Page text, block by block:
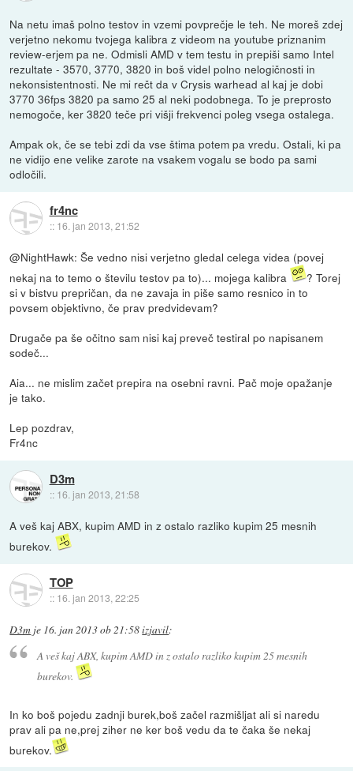
Na netu imaš polno testov in vzemi povprečje le teh. Ne moreš zdej
verjetno nekomu tvojega kalibra z videom na youtube priznanim
review-erjem pa ne. Odmisli AMD v tem testu in prepiši samo Intel
rezultate - 3570, 3770, 3820 in boš videl polno nelogičnosti in
nekonsistentnosti. Ne mi rečt da v Crysis warhead al kaj je dobi
3770 36fps 3820 pa samo 25 al neki podobnega. To je preprosto
nemogoče, ker 3820 teče pri višji frekvenci poleg vsega ostalega.
Ampak ok, če se tebi zdi da vse štima potem pa vredu. Ostali, ki pa
ne vidijo ene velike zarote na vsakem vogalu se bodo pa sami
odločili.
fr4nc
:: 16. jan 2013, 21:52
@NightHawk: Še vedno nisi verjetno gledal celega videa (povej
nekaj na to temo o številu testov pa to)... mojega kalibra
? Torej
si v bistvu prepričan, da ne zavaja in piše samo resnico in to
povsem objektivno, če prav predvidevam?
Drugače pa še očitno sam nisi kaj preveč testiral po napisanem
sodeč...
Aia... ne mislim začet prepira na osebni ravni. Pač moje opažanje
je tako.
Lep pozdrav,
Fr4nc
D3m
:: 16. jan 2013, 21:58
A veš kaj ABX, kupim AMD in z ostalo razliko kupim 25 mesnih
burekov.
TOP
:: 16. jan 2013, 22:25
D3m je 16. jan 2013 ob 21:58izjavil:
A veš kaj ABX, kupim AMD in z ostalo razliko kupim 25 mesnih
burekov.
In ko boš pojedu zadnji burek,boš začel razmišljat ali si naredu
prav ali pa ne,prej ziher ne ker boš vedu da te čaka še nekaj
burekov.